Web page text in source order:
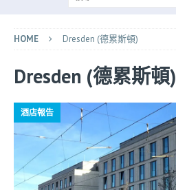
HOME Dresden (德累斯頓)
Dresden (德累斯頓)
酒店報告